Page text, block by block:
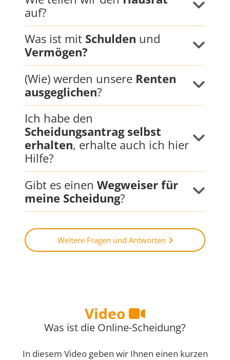
auf?
Was ist mit Schulden und
Vermögen?
(Wie) werden unsere Renten
ausgeglichen?
Ich habe den
Scheidungsantrag selbst
erhalten, erhalte auch ich hier
Hilfe?
Gibt es einen Wegweiser für
meine Scheidung?
Weitere Fragen und Antworten
Video
Was ist die Online-Scheidung?
In diesem Video geben wir Ihnen einen kurzen